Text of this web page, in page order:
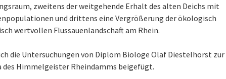
zweitens der weitgehende Erhalt des alten Deichs mit
und drittens eine Vergrößerung der ökologisch
wertvollen Flussauenlandschaft am Rhein.
die Untersuchungen von Diplom Biologe Olaf Diestelhorst zur
des Himmelgeister Rheindamms beigefügt.